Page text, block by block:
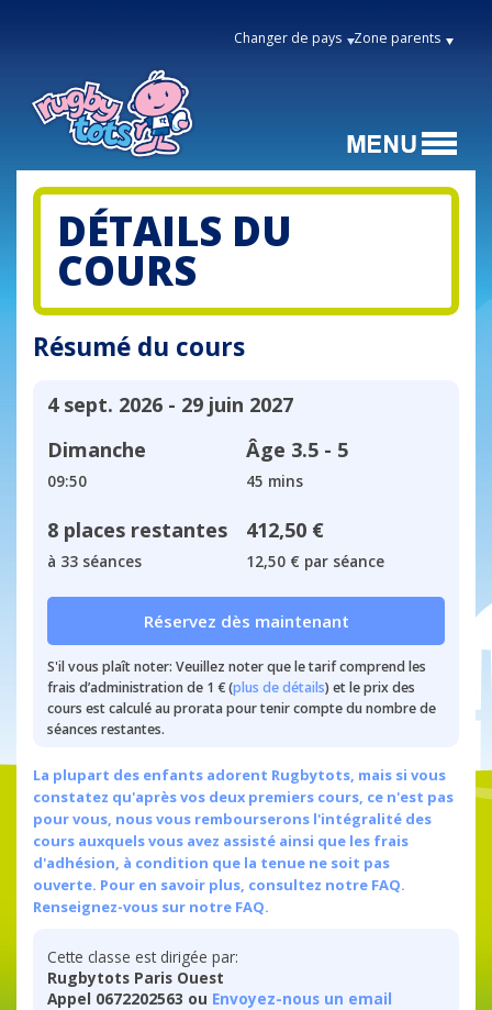
Changer de pays Zone parents
DÉTAILS DU
COURS
Résumé du cours
4 sept. 2026 - 29 juin 2027
Dimanche
09:50
Âge 3.5 - 5
45 mins
8 places restantes
à 33 séances
412,50 €
12,50 € par séance
Réservez dès maintenant
S'il vous plaît noter: Veuillez noter que le tarif comprend les
frais d’administration de 1 € (plus de détails) et le prix des
cours est calculé au prorata pour tenir compte du nombre de
séances restantes.
La plupart des enfants adorent Rugbytots, mais si vous
constatez qu'après vos deux premiers cours, ce n'est pas
pour vous, nous vous rembourserons l'intégralité des
cours auxquels vous avez assisté ainsi que les frais
d'adhésion, à condition que la tenue ne soit pas
ouverte. Pour en savoir plus, consultez notre FAQ.
Renseignez-vous sur notre FAQ.
Cette classe est dirigée par:
Rugbytots Paris Ouest
Appel 0672202563 ou Envoyez-nous un email